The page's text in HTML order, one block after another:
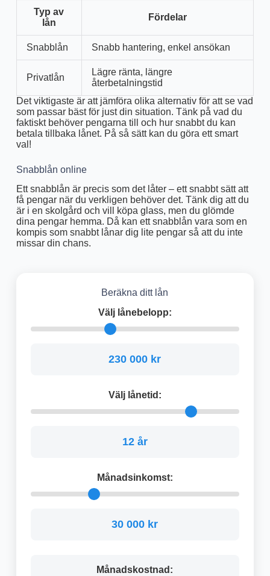
Typ av
lån
Fördelar
Snabblån Snabb hantering, enkel ansökan
Privatlån
Lägre ränta, längre
återbetalningstid
Det viktigaste är att jämföra olika alternativ för att se vad
som passar bäst för just din situation. Tänk på vad du
faktiskt behöver pengarna till och hur snabbt du kan
betala tillbaka lånet. På så sätt kan du göra ett smart
val!
Snabblån online
Ett snabblån är precis som det låter – ett snabbt sätt att
få pengar när du verkligen behöver det. Tänk dig att du
är i en skolgård och vill köpa glass, men du glömde
dina pengar hemma. Då kan ett snabblån vara som en
kompis som snabbt lånar dig lite pengar så att du inte
missar din chans.
Beräkna ditt lån
Välj lånebelopp:
230 000 kr
Välj lånetid:
12 år
Månadsinkomst:
30 000 kr
Månadskostnad: